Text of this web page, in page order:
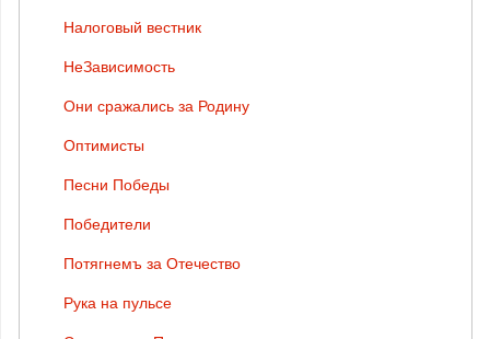
Налоговый вестник
НеЗависимость
Они сражались за Родину
Оптимисты
Песни Победы
Победители
Потягнемъ за Отечество
Рука на пульсе